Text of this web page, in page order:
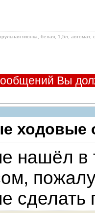
японка, белая, 1,5л, автомат,
Вы
ходовые
нашёл в
сделать